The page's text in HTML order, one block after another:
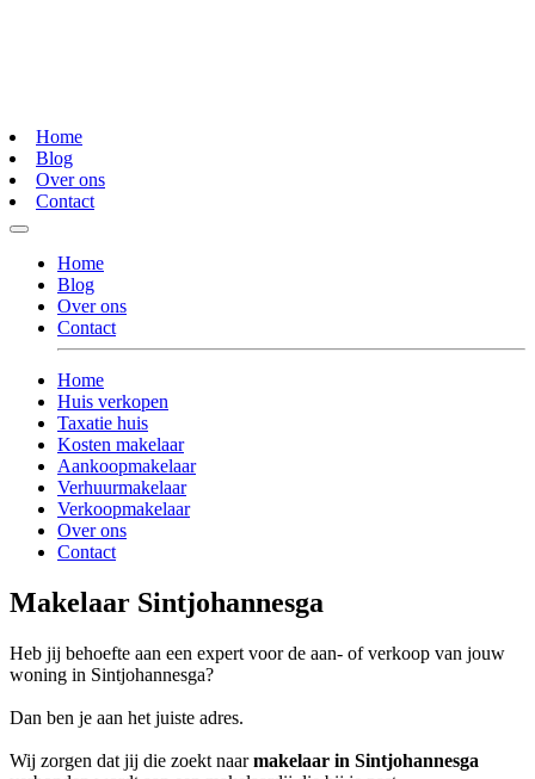
Home
Blog
Over ons
Contact
Home
Blog
Over ons
Contact
Home
Huis verkopen
Taxatie huis
Kosten makelaar
Aankoopmakelaar
Verhuurmakelaar
Verkoopmakelaar
Over ons
Contact
Makelaar Sintjohannesga
Heb jij behoefte aan een expert voor de aan- of verkoop van jouw
woning in Sintjohannesga?
Dan ben je aan het juiste adres.
Wij zorgen dat jij die zoekt naarmakelaar in Sintjohannesga